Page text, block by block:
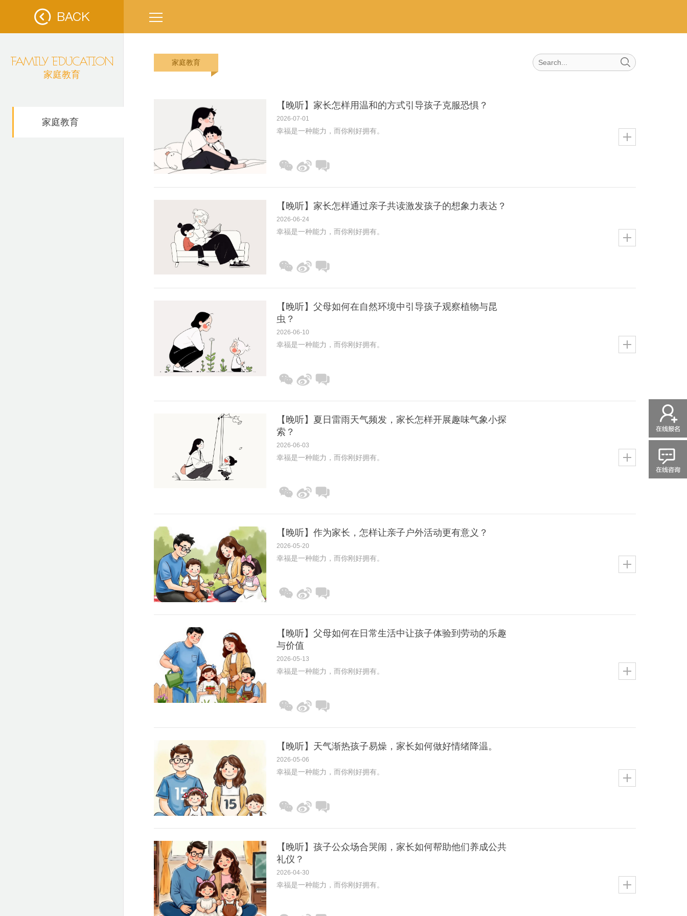
FAMILY EDUCATION
家庭教育
家庭教育
家庭教育
【晚听】家长怎样用温和的方式引导孩子克服恐惧？
2026-07-01
幸福是一种能力，而你刚好拥有。
【晚听】家长怎样通过亲子共读激发孩子的想象力表达？
2026-06-24
幸福是一种能力，而你刚好拥有。
【晚听】父母如何在自然环境中引导孩子观察植物与昆
虫？
2026-06-10
幸福是一种能力，而你刚好拥有。
【晚听】夏日雷雨天气频发，家长怎样开展趣味气象小探
索？
2026-06-03
幸福是一种能力，而你刚好拥有。
【晚听】作为家长，怎样让亲子户外活动更有意义？
2026-05-20
幸福是一种能力，而你刚好拥有。
【晚听】父母如何在日常生活中让孩子体验到劳动的乐趣
与价值
2026-05-13
幸福是一种能力，而你刚好拥有。
【晚听】天气渐热孩子易燥，家长如何做好情绪降温。
2026-05-06
幸福是一种能力，而你刚好拥有。
【晚听】孩子公众场合哭闹，家长如何帮助他们养成公共
礼仪？
2026-04-30
幸福是一种能力，而你刚好拥有。